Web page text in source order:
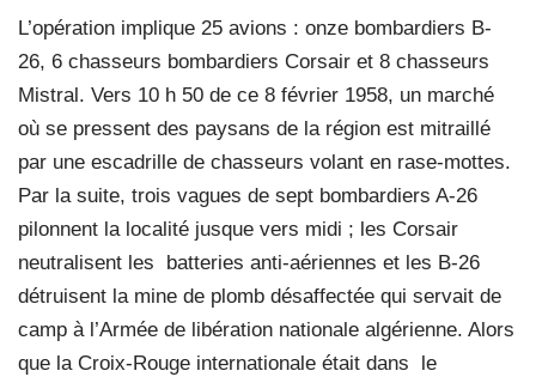
L’opération implique 25 avions : onze bombardiers B-
26, 6 chasseurs bombardiers Corsair et 8 chasseurs
Mistral. Vers 10 h 50 de ce 8 février 1958, un marché
où se pressent des paysans de la région est mitraillé
par une escadrille de chasseurs volant en rase-mottes.
Par la suite, trois vagues de sept bombardiers A-26
pilonnent la localité jusque vers midi ; les Corsair
neutralisent les
batteries anti-aériennes et les B-26
détruisent la mine de plomb désaffectée qui servait de
camp à l’Armée de libération nationale algérienne. Alors
que la Croix-Rouge internationale était dans
le